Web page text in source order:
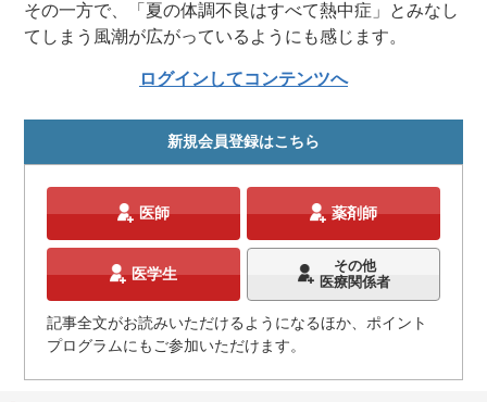
その一方で、「夏の体調不良はすべて熱中症」とみなし
てしまう風潮が広がっているようにも感じます。
ログインしてコンテンツへ
新規会員登録はこちら
医師 薬剤師
医学生
その他
医療関係者
記事全文がお読みいただけるようになるほか、ポイント
プログラムにもご参加いただけます。